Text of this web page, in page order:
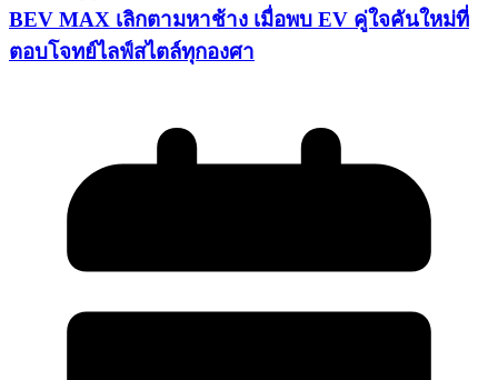
BEV MAX เลิกตามหาช้าง เมื่อพบ EV คู่ใจคันใหม่ที่
ตอบโจทย์ไลฟ์สไตล์ทุกองศา